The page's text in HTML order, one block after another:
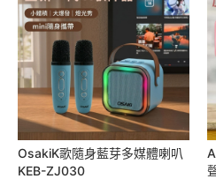
OsakiK歌隨身藍芽多媒體喇叭
KEB-ZJ030